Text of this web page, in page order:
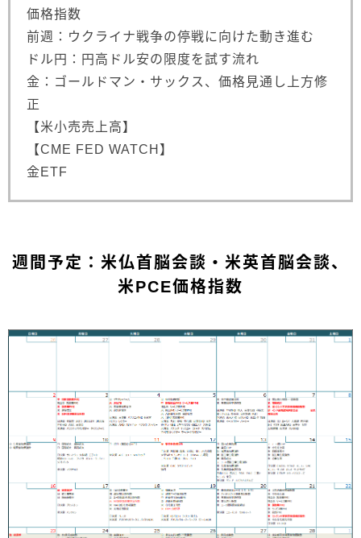
価格指数
前週：ウクライナ戦争の停戦に向けた動き進む
ドル円：円高ドル安の限度を試す流れ
金：ゴールドマン・サックス、価格見通し上方修
正
【米小売売上高】
【CME FED WATCH】
金ETF
週間予定：米仏首脳会談・米英首脳会談、
米PCE価格指数